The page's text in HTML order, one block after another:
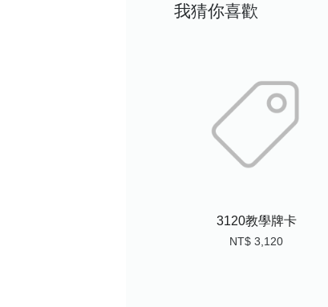
我猜你喜歡
3120教學牌卡
NT$ 3,120